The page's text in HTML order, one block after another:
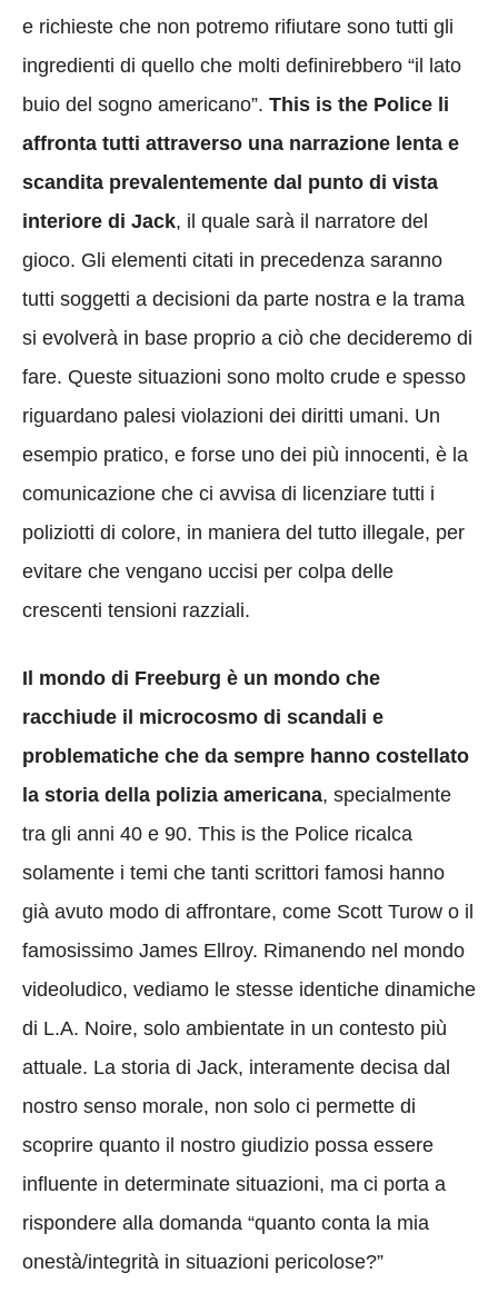
e richieste che non potremo rifiutare sono tutti gli
ingredienti di quello che molti definirebbero “il lato
buio del sogno americano”. This is the Police li
affronta tutti attraverso una narrazione lenta e
scandita prevalentemente dal punto di vista
interiore di Jack, il quale sarà il narratore del
gioco. Gli elementi citati in precedenza saranno
tutti soggetti a decisioni da parte nostra e la trama
si evolverà in base proprio a ciò che decideremo di
fare. Queste situazioni sono molto crude e spesso
riguardano palesi violazioni dei diritti umani. Un
esempio pratico, e forse uno dei più innocenti, è la
comunicazione che ci avvisa di licenziare tutti i
poliziotti di colore, in maniera del tutto illegale, per
evitare che vengano uccisi per colpa delle
crescenti tensioni razziali.
Il mondo di Freeburg è un mondo che
racchiude il microcosmo di scandali e
problematiche che da sempre hanno costellato
la storia della polizia americana, specialmente
tra gli anni 40 e 90. This is the Police ricalca
solamente i temi che tanti scrittori famosi hanno
già avuto modo di affrontare, come Scott Turow o il
famosissimo James Ellroy. Rimanendo nel mondo
videoludico, vediamo le stesse identiche dinamiche
di L.A. Noire, solo ambientate in un contesto più
attuale. La storia di Jack, interamente decisa dal
nostro senso morale, non solo ci permette di
scoprire quanto il nostro giudizio possa essere
influente in determinate situazioni, ma ci porta a
rispondere alla domanda “quanto conta la mia
onestà/integrità in situazioni pericolose?”